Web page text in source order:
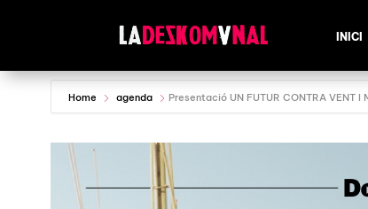
INICI
Home agenda Presentació UN FUTUR CONTRA VENT I